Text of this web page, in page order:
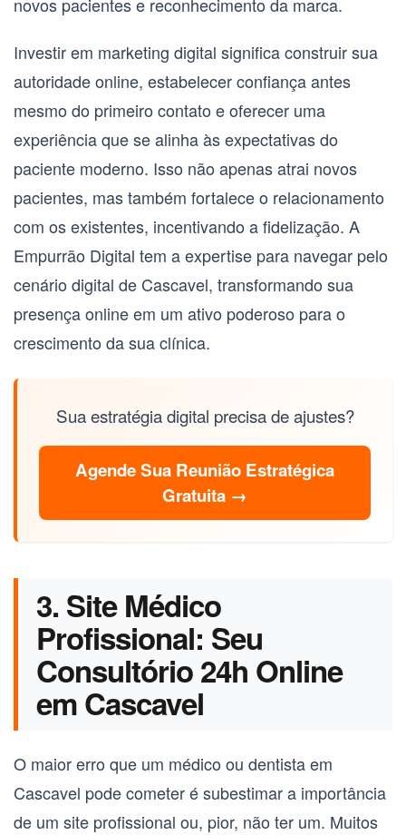
novos pacientes e reconhecimento da marca.
Investir em marketing digital significa construir sua
autoridade online, estabelecer confiança antes
mesmo do primeiro contato e oferecer uma
experiência que se alinha às expectativas do
paciente moderno. Isso não apenas atrai novos
pacientes, mas também fortalece o relacionamento
com os existentes, incentivando a fidelização. A
Empurrão Digital tem a expertise para navegar pelo
cenário digital de Cascavel, transformando sua
presença online em um ativo poderoso para o
crescimento da sua clínica.
Sua estratégia digital precisa de ajustes?
Agende Sua Reunião Estratégica
Gratuita →
3. Site Médico
Profissional: Seu
Consultório 24h Online
em Cascavel
O maior erro que um médico ou dentista em
Cascavel pode cometer é subestimar a importância
de um site profissional ou, pior, não ter um. Muitos